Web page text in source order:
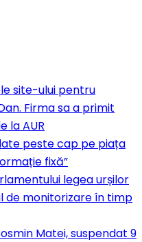
site-ului pentru
Firma sa a primit
la AUR
peste cap pe piața
fixă”
legea urșilor
de monitorizare în timp
Matei, suspendat 9